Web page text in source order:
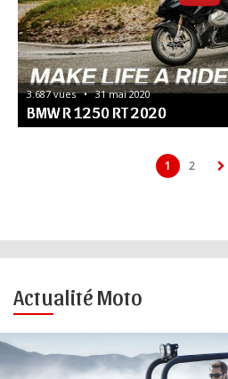
3.687 vues   •   31 mai 2020
BMW R 1250 RT 2020
1 2
Actualité Moto